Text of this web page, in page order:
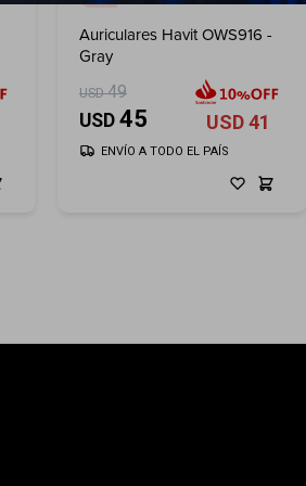
Auriculares Havit OWS916 -
Gray
USD 49
USD 45 USD41
ENVÍO A TODO EL PAÍS